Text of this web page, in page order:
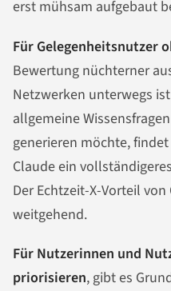
erst mühsam aufgebaut
Für Gelegenheitsnutzer
Bewertung nüchterner
Netzwerken unterwegs
allgemeine
generieren möchte,
Claude ein
Der Echtzeit-X-Vorteil
weitgehend.
Für Nutzerinnen und
priorisieren, gibt es